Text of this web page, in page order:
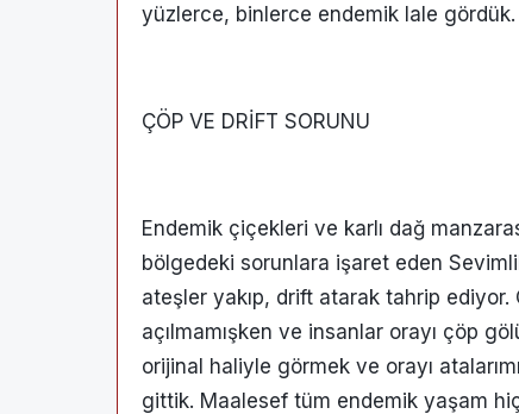
yüzlerce, binlerce endemik lale gördük.
ÇÖP VE DRİFT SORUNU
Endemik çiçekleri ve karlı dağ
bölgedeki sorunlara işaret eden
ateşler yakıp, drift atarak tahrip ediyor.
açılmamışken ve insanlar orayı çöp
orijinal haliyle görmek ve orayı
gittik. Maalesef tüm endemik yaşam